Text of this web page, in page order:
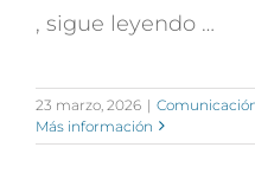
, sigue leyendo …
23 marzo, 2026 |
Más información